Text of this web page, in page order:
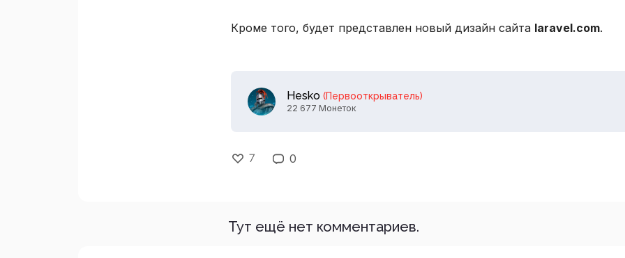
Кроме того, будет представлен новый дизайн сайта laravel.com.
Hesko (Первооткрыватель)
22 677 Монеток
7 0
Тут ещё нет комментариев.